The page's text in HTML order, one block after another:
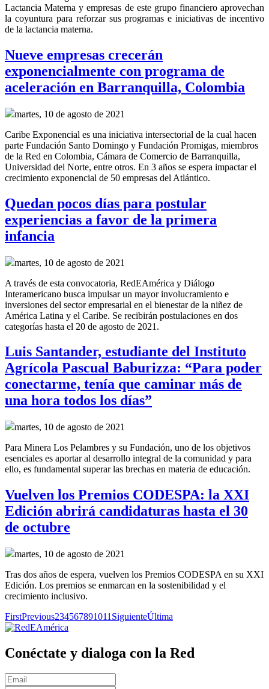
Lactancia Materna y empresas de este grupo financiero aprovechan
la coyuntura para reforzar sus programas e iniciativas de incentivo
de la lactancia materna.
Nueve empresas crecerán
exponencialmente con programa de
aceleración en Barranquilla, Colombia
martes, 10 de agosto de 2021
Caribe Exponencial es una iniciativa intersectorial de la cual hacen
parte Fundación Santo Domingo y Fundación Promigas, miembros
de la Red en Colombia, Cámara de Comercio de Barranquilla,
Universidad del Norte, entre otros. En 3 años se espera impactar el
crecimiento exponencial de 50 empresas del Atlántico.
Quedan pocos días para postular
experiencias a favor de la primera
infancia
martes, 10 de agosto de 2021
A través de esta convocatoria, RedEAmérica y Diálogo
Interamericano busca impulsar un mayor involucramiento e
inversiones del sector empresarial en el bienestar de la niñez de
América Latina y el Caribe. Se recibirán postulaciones en dos
categorías hasta el 20 de agosto de 2021.
Luis Santander, estudiante del Instituto
Agrícola Pascual Baburizza: “Para poder
conectarme, tenía que caminar más de
una hora todos los días”
martes, 10 de agosto de 2021
Para Minera Los Pelambres y su Fundación, uno de los objetivos
esenciales es aportar al desarrollo integral de la comunidad y para
ello, es fundamental superar las brechas en materia de educación.
Vuelven los Premios CODESPA: la XXI
Edición abrirá candidaturas hasta el 30
de octubre
martes, 10 de agosto de 2021
Tras dos años de espera, vuelven los Premios CODESPA en su XXI
Edición. Los premios se enmarcan en la sostenibilidad y el
crecimiento inclusivo.
FirstPrevious234567891011 SiguienteÚltima
Conéctate y dialoga con la Red